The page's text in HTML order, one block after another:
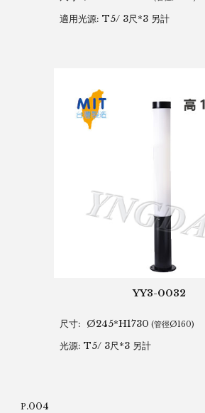
適用光源: T5/ 3尺*3 另計
YY3-0032
尺寸: Ø245*H1730 (管徑Ø160)
光源: T5/ 3尺*3 另計
P.004